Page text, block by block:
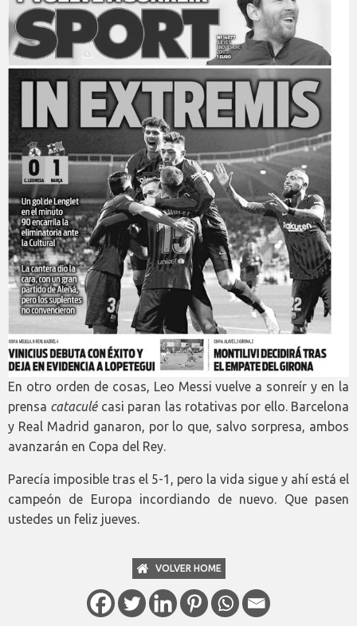
En otro orden de cosas, Leo Messi vuelve a sonreír y en la
prensa cataculécasi paran las rotativas por ello. Barcelona
y Real Madrid ganaron, por lo que, salvo sorpresa, ambos
avanzarán en Copa del Rey.
Parecía imposible tras el 5-1, pero la vida sigue y ahí está el
campeón de Europa incordiando de nuevo. Que pasen
ustedes un feliz jueves.
VOLVER HOME